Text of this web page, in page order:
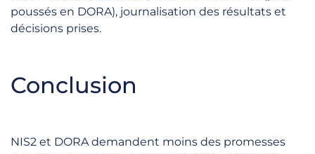
poussés en DORA), journalisation des résultats et
décisions prises.
Conclusion
NIS2 et DORA demandent moins des promesses